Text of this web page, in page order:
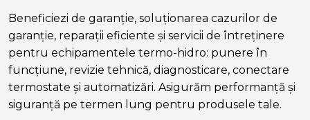
Beneficiezi de garanție, soluționarea cazurilor de
garanție, reparații eficiente și servicii de întreținere
pentru echipamentele termo-hidro: punere în
funcțiune, revizie tehnică, diagnosticare, conectare
termostate și automatizări. Asigurăm performanță și
siguranță pe termen lung pentru produsele tale.